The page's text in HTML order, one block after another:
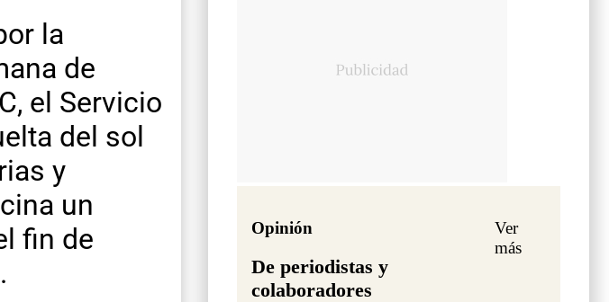
la
de
el Servicio
del sol
y
un
fin de
Opinión
De periodistas y
colaboradores
Ver
más